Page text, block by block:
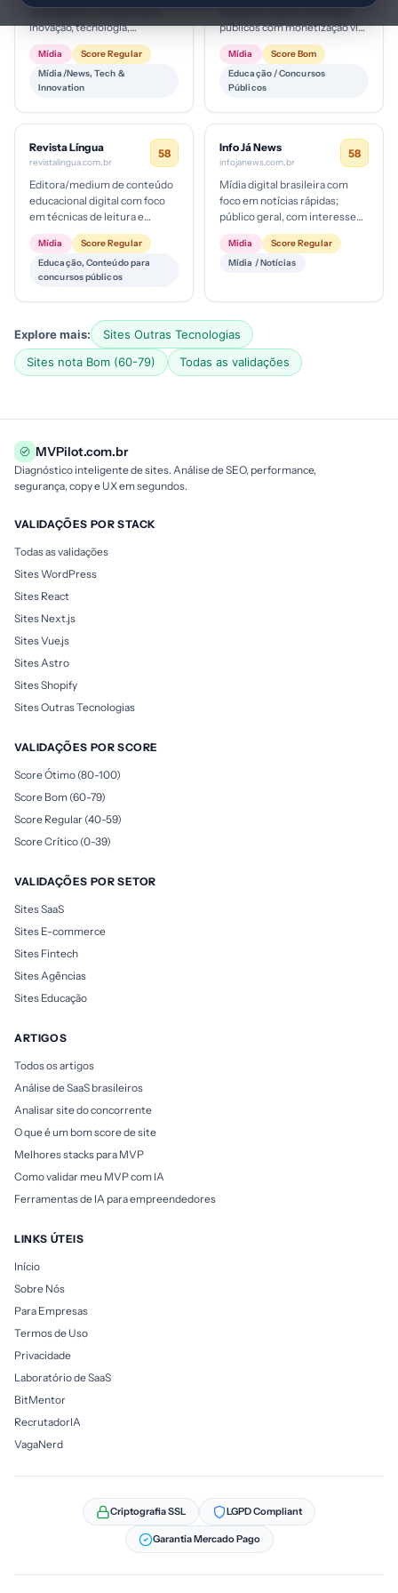
com foco em notícias sobre
inovação, tecnologia,
economia e cultura; provável
modelo de audiência de nicho
co...
Mídia
Score Regular
Mídia/News, Tech &
Innovation
educativo sobre concursos
públicos com monetização via
afiliados/assinaturas de
terceiros; estágio de
maturidade d...
Mídia
Score Bom
Educação / Concursos
Públicos
Revista Língua
revistalingua.com.br
58
Editora/medium de conteúdo
educacional digital com foco
em técnicas de leitura e
memorização para concursos.
Provável modelo de negócio
b...
Mídia
Score Regular
Educação, Conteúdo para
concursos públicos
Info Já News
infojanews.com.br
58
Mídia digital brasileira com
foco em notícias rápidas;
público geral, com interesse
em entretenimento e
atualidades. Provável modelo
de r...
Mídia
Score Regular
Mídia / Notícias
Explore mais:
Sites Outras Tecnologias
Sites nota Bom (60-79)
Todas as validações
MVPilot.com.br
Diagnóstico inteligente de sites. Análise de SEO, performance,
segurança, copy e UX em segundos.
VALIDAÇÕES POR STACK
Todas as validações
Sites WordPress
Sites React
Sites Next.js
Sites Vue.js
Sites Astro
Sites Shopify
Sites Outras Tecnologias
VALIDAÇÕES POR SCORE
Score Ótimo (80-100)
Score Bom (60-79)
Score Regular (40-59)
Score Crítico (0-39)
VALIDAÇÕES POR SETOR
Sites SaaS
Sites E-commerce
Sites Fintech
Sites Agências
Sites Educação
ARTIGOS
Todos os artigos
Análise de SaaS brasileiros
Analisar site do concorrente
O que é um bom score de site
Melhores stacks para MVP
Como validar meu MVP com IA
Ferramentas de IA para empreendedores
LINKS ÚTEIS
Início
Sobre Nós
Para Empresas
Termos de Uso
Privacidade
Laboratório de SaaS
BitMentor
RecrutadorIA
VagaNerd
Criptografia SSL LGPD Compliant
Garantia Mercado Pago